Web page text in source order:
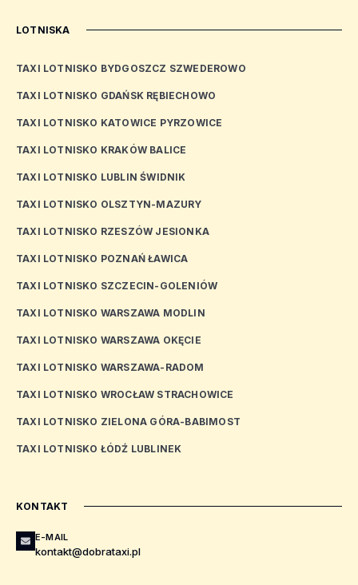
LOTNISKA
TAXI LOTNISKO BYDGOSZCZ SZWEDEROWO
TAXI LOTNISKO GDAŃSK RĘBIECHOWO
TAXI LOTNISKO KATOWICE PYRZOWICE
TAXI LOTNISKO KRAKÓW BALICE
TAXI LOTNISKO LUBLIN ŚWIDNIK
TAXI LOTNISKO OLSZTYN-MAZURY
TAXI LOTNISKO RZESZÓW JESIONKA
TAXI LOTNISKO POZNAŃ ŁAWICA
TAXI LOTNISKO SZCZECIN-GOLENIÓW
TAXI LOTNISKO WARSZAWA MODLIN
TAXI LOTNISKO WARSZAWA OKĘCIE
TAXI LOTNISKO WARSZAWA-RADOM
TAXI LOTNISKO WROCŁAW STRACHOWICE
TAXI LOTNISKO ZIELONA GÓRA-BABIMOST
TAXI LOTNISKO ŁÓDŹ LUBLINEK
KONTAKT
E-MAIL
kontakt@dobrataxi.pl